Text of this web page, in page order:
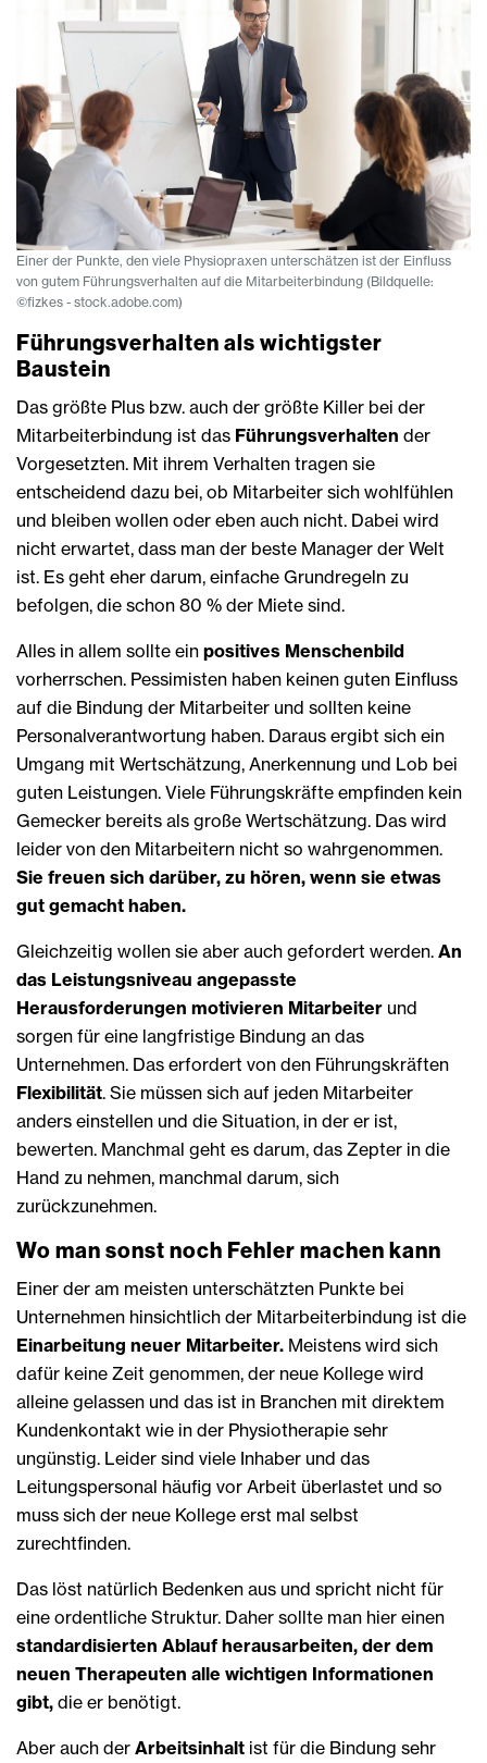
Einer der Punkte, den viele Physiopraxen unterschätzen ist der Einfluss
von gutem Führungsverhalten auf die Mitarbeiterbindung (Bildquelle:
©fizkes - stock.adobe.com)
Führungsverhalten als wichtigster
Baustein
Das größte Plus bzw. auch der größte Killer bei der
Mitarbeiterbindung ist das Führungsverhalten der
Vorgesetzten. Mit ihrem Verhalten tragen sie
entscheidend dazu bei, ob Mitarbeiter sich wohlfühlen
und bleiben wollen oder eben auch nicht. Dabei wird
nicht erwartet, dass man der beste Manager der Welt
ist. Es geht eher darum, einfache Grundregeln zu
befolgen, die schon 80 % der Miete sind.
Alles in allem sollte ein positives Menschenbild
vorherrschen. Pessimisten haben keinen guten Einfluss
auf die Bindung der Mitarbeiter und sollten keine
Personalverantwortung haben. Daraus ergibt sich ein
Umgang mit Wertschätzung, Anerkennung und Lob bei
guten Leistungen. Viele Führungskräfte empfinden kein
Gemecker bereits als große Wertschätzung. Das wird
leider von den Mitarbeitern nicht so wahrgenommen.
Sie freuen sich darüber, zu hören, wenn sie etwas
gut gemacht haben.
Gleichzeitig wollen sie aber auch gefordert werden. An
das Leistungsniveau angepasste
Herausforderungen motivieren Mitarbeiter und
sorgen für eine langfristige Bindung an das
Unternehmen. Das erfordert von den Führungskräften
Flexibilität. Sie müssen sich auf jeden Mitarbeiter
anders einstellen und die Situation, in der er ist,
bewerten. Manchmal geht es darum, das Zepter in die
Hand zu nehmen, manchmal darum, sich
zurückzunehmen.
Wo man sonst noch Fehler machen kann
Einer der am meisten unterschätzten Punkte bei
Unternehmen hinsichtlich der Mitarbeiterbindung ist die
Einarbeitung neuer Mitarbeiter. Meistens wird sich
dafür keine Zeit genommen, der neue Kollege wird
alleine gelassen und das ist in Branchen mit direktem
Kundenkontakt wie in der Physiotherapie sehr
ungünstig. Leider sind viele Inhaber und das
Leitungspersonal häufig vor Arbeit überlastet und so
muss sich der neue Kollege erst mal selbst
zurechtfinden.
Das löst natürlich Bedenken aus und spricht nicht für
eine ordentliche Struktur. Daher sollte man hier einen
standardisierten Ablauf herausarbeiten, der dem
neuen Therapeuten alle wichtigen Informationen
gibt, die er benötigt.
Aber auch der Arbeitsinhalt ist für die Bindung sehr